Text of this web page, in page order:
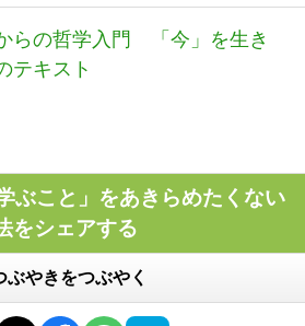
らの哲学入門 「今」を生き
テキスト
ぶこと」をあきらめたくない
をシェアする
ぶやきをつぶやく